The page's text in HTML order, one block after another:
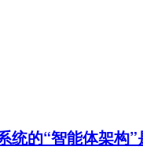
的“智能体架构”